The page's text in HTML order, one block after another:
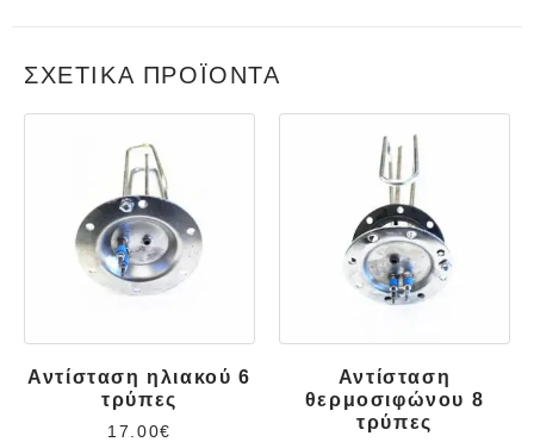
ΣΧΕΤΙΚΆ ΠΡΟΪΌΝΤΑ
Αντίσταση ηλιακού 6
τρύπες
17.00€
Αντίσταση
θερμοσιφώνου 8
τρύπες